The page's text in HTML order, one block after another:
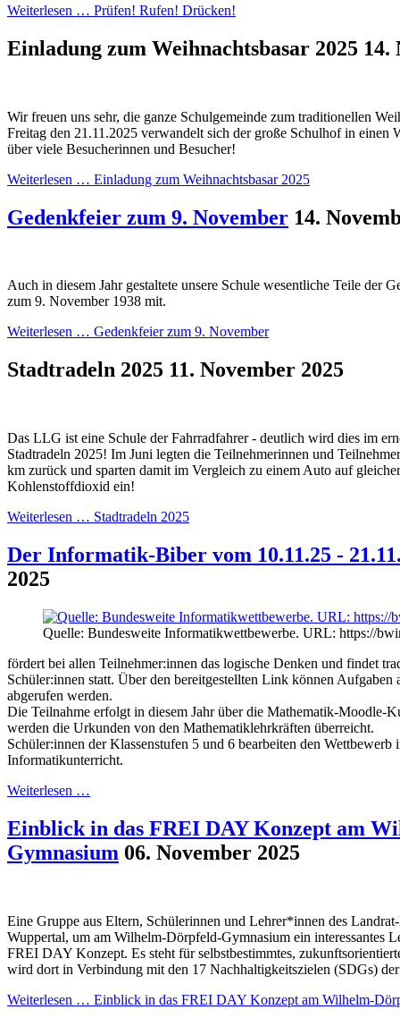
Weiterlesen … Prüfen! Rufen! Drücken!
Einladung zum Weihnachtsbasar 2025 14.
Wir freuen uns sehr, die ganze Schulgemeinde zum traditionellen
Freitag den 21.11.2025 verwandelt sich der große Schulhof in einen
über viele Besucherinnen und Besucher!
Weiterlesen … Einladung zum Weihnachtsbasar 2025
Gedenkfeier zum 9. November 14.
Auch in diesem Jahr gestaltete unsere Schule wesentliche Teile der
zum 9. November 1938 mit.
Weiterlesen … Gedenkfeier zum 9. November
Stadtradeln 2025 11. November 2025
Das LLG ist eine Schule der Fahrradfahrer - deutlich wird dies im
Stadtradeln 2025! Im Juni legten die Teilnehmerinnen und
km zurück und sparten damit im Vergleich zu einem Auto auf
Kohlenstoffdioxid ein!
Weiterlesen … Stadtradeln 2025
Der Informatik-Biber vom 10.11.25 -
2025
Quelle: Bundesweite Informatikwettbewerbe. URL: https://
fördert bei allen Teilnehmer:innen das logische Denken und findet
Schüler:innen statt. Über den bereitgestellten Link können Aufgaben
abgerufen werden.
Die Teilnahme erfolgt in diesem Jahr über die Mathematik-Moodle-
werden die Urkunden von den Mathematiklehrkräften überreicht.
Schüler:innen der Klassenstufen 5 und 6 bearbeiten den Wettbewerb
Informatikunterricht.
Weiterlesen …
Einblick in das FREI DAY Konzept am
Gymnasium 06. November 2025
Eine Gruppe aus Eltern, Schülerinnen und Lehrer*innen des
Wuppertal, um am Wilhelm-Dörpfeld-Gymnasium ein interessantes
FREI DAY Konzept. Es steht für selbstbestimmtes,
wird dort in Verbindung mit den 17 Nachhaltigkeitszielen (SDGs)
Weiterlesen … Einblick in das FREI DAY Konzept am Wilhelm-